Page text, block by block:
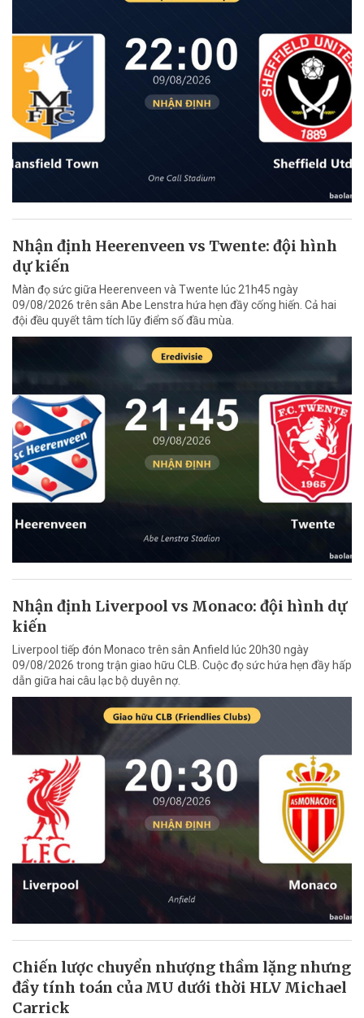
Nhận định Heerenveen vs Twente: đội hình
dự kiến
Màn đọ sức giữa Heerenveen và Twente lúc 21h45 ngày
09/08/2026 trên sân Abe Lenstra hứa hẹn đầy cống hiến. Cả hai
đội đều quyết tâm tích lũy điểm số đầu mùa.
Nhận định Liverpool vs Monaco: đội hình dự
kiến
Liverpool tiếp đón Monaco trên sân Anfield lúc 20h30 ngày
09/08/2026 trong trận giao hữu CLB. Cuộc đọ sức hứa hẹn đầy hấp
dẫn giữa hai câu lạc bộ duyên nợ.
Chiến lược chuyển nhượng thầm lặng nhưng
đầy tính toán của MU dưới thời HLV Michael
Carrick